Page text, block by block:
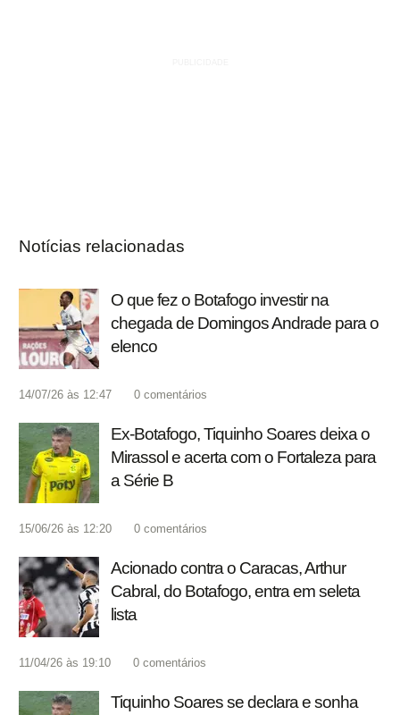
Notícias relacionadas
O que fez o Botafogo investir na
chegada de Domingos Andrade para o
elenco
14/07/26 às 12:47 0 comentários
Ex-Botafogo, Tiquinho Soares deixa o
Mirassol e acerta com o Fortaleza para
a Série B
15/06/26 às 12:20 0 comentários
Acionado contra o Caracas, Arthur
Cabral, do Botafogo, entra em seleta
lista
11/04/26 às 19:10 0 comentários
Tiquinho Soares se declara e sonha